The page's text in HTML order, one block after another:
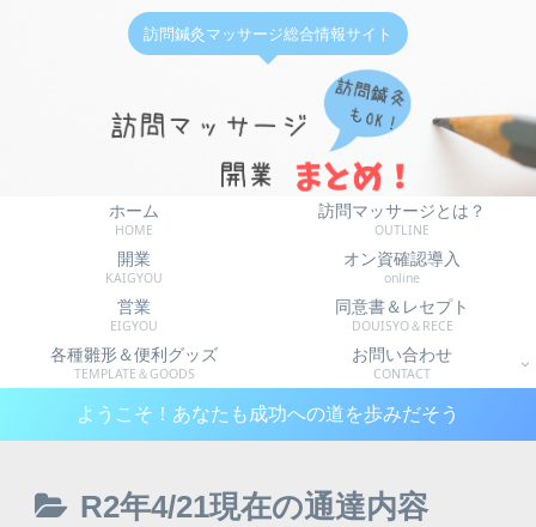
訪問鍼灸マッサージ総合情報サイト
ホーム
HOME
訪問マッサージとは？
OUTLINE
開業
KAIGYOU
オン資確認導入
online
営業
EIGYOU
同意書＆レセプト
DOUISYO＆RECE
各種雛形＆便利グッズ
TEMPLATE＆GOODS
お問い合わせ
CONTACT
ようこそ！あなたも成功への道を歩みだそう
R2年4/21現在の通達内容